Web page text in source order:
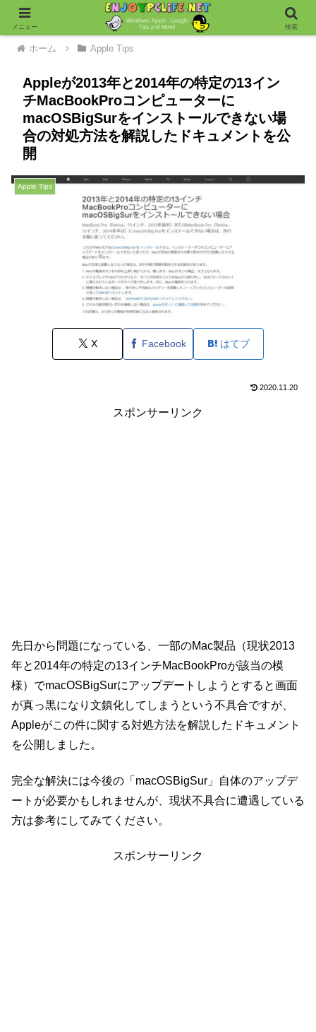
ホーム Apple Tips
Appleが2013年と2014年の特定の13イン
チMacBookProコンピューターに
macOSBigSurをインストールできない場
合の対処方法を解説したドキュメントを公
開
Apple Tips
X Facebook はてブ
2020.11.20
スポンサーリンク
先日から問題になっている、一部のMac製品（現状2013
年と2014年の特定の13インチMacBookProが該当の模
様）でmacOSBigSurにアップデートしようとすると画面
が真っ黒になり文鎮化してしまうという不具合ですが、
Appleがこの件に関する対処方法を解説したドキュメント
を公開しました。
完全な解決には今後の「macOSBigSur」自体のアップデ
ートが必要かもしれませんが、現状不具合に遭遇している
方は参考にしてみてください。
スポンサーリンク
メニュー 検索